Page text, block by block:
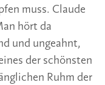
muss. Claude
hört da
und ungeahnt,
der schönsten
Ruhm der